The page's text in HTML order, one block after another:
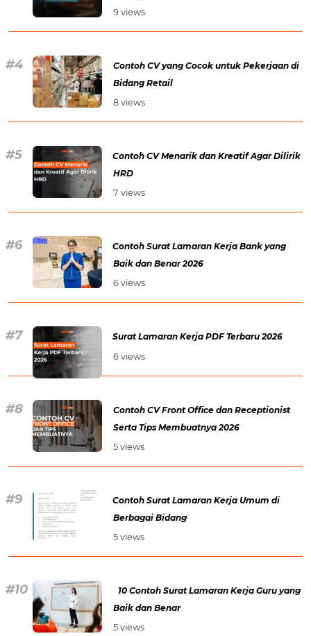
9 views
Contoh CV yang Cocok untuk Pekerjaan di
Bidang Retail
8 views
Contoh CV Menarik dan Kreatif Agar Dilirik
HRD
7 views
Contoh Surat Lamaran Kerja Bank yang
Baik dan Benar 2026
6 views
Surat Lamaran Kerja PDF Terbaru 2026
6 views
Contoh CV Front Office dan Receptionist
Serta Tips Membuatnya 2026
5 views
Contoh Surat Lamaran Kerja Umum di
Berbagai Bidang
5 views
10 Contoh Surat Lamaran Kerja Guru yang
Baik dan Benar
5 views